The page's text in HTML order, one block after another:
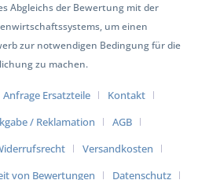
Abgleichs der Bewertung mit der
um einen
zur notwendigen Bedingung für die
zu machen.
Anfrage Ersatzteile
Kontakt
/ Reklamation
AGB
Versandkosten
von Bewertungen Datenschutz